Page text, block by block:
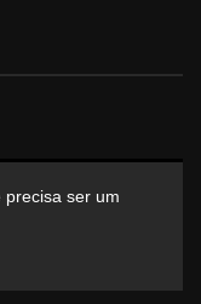
precisa ser um